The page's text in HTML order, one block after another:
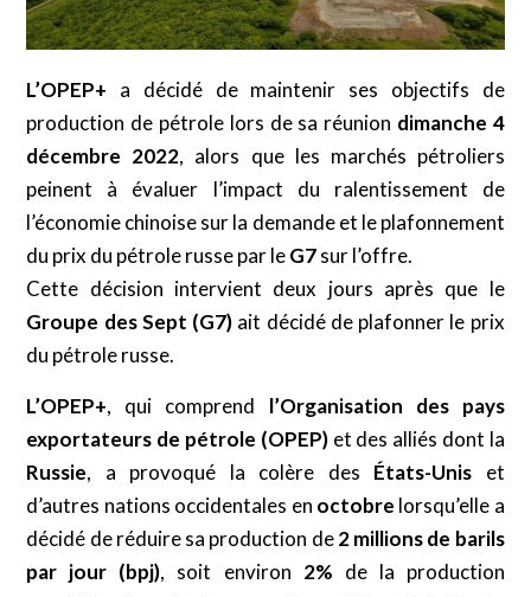
L’OPEP+ a décidé de maintenir ses objectifs de
production de pétrole lors de sa réunion dimanche 4
décembre 2022, alors que les marchés pétroliers
peinent à évaluer l’impact du ralentissement de
l’économie chinoise sur la demande et le plafonnement
du prix du pétrole russe par leG7sur l’offre.
Cette décision intervient deux jours après que le
Groupe des Sept (G7) ait décidé de plafonner le prix
du pétrole russe.
L’OPEP+, qui comprend l’Organisation des pays
exportateurs de pétrole (OPEP)et des alliés dont la
Russie, a provoqué la colère des États-Unis et
d’autres nations occidentales en octobre lorsqu’elle a
décidé de réduire sa production de2 millions de barils
par jour (bpj), soit environ 2% de la production